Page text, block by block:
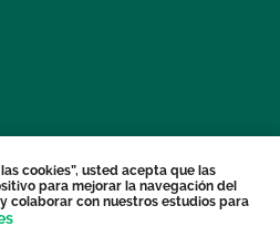
cookies”, usted acepta que las
para mejorar la navegación del
colaborar con nuestros estudios para